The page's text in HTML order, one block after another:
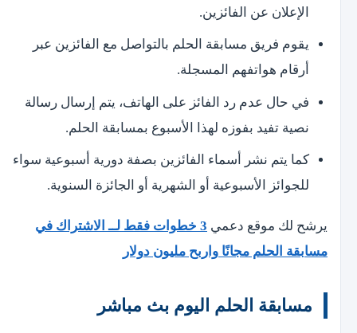
الإعلان عن الفائزين.
يقوم فريق مسابقة الحلم بالتواصل مع الفائزين عبر
أرقام هواتفهم المسجلة.
في حال عدم رد الفائز على الهاتف، يتم إرسال رسالة
نصية تفيد بفوزه لهذا الأسبوع بمسابقة الحلم.
كما يتم نشر أسماء الفائزين بصفة دورية أسبوعية سواء
للجوائز الأسبوعية أو الشهرية أو الجائزة السنوية.
يرشح لك موقع دعمي
3 خطوات فقط لــ الاشتراك في
مسابقة الحلم مجانًا واربح مليون دولار
مسابقة الحلم اليوم بث مباشر